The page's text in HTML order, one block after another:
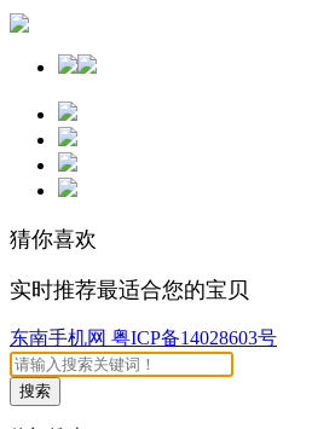
猜你喜欢
实时推荐最适合您的宝贝
东南手机网 粤ICP备14028603号
搜索